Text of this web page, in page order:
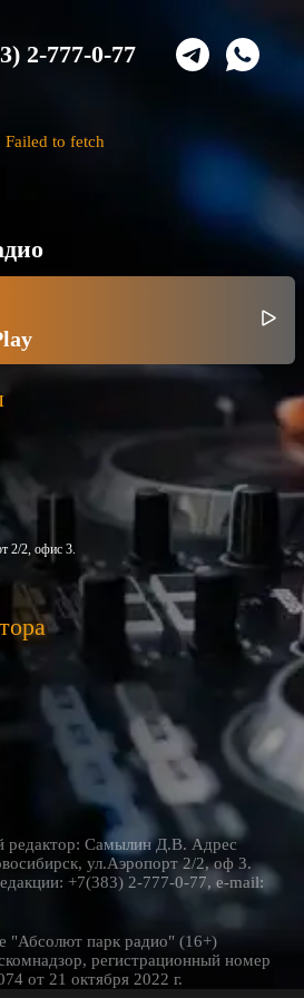
2-777-0-77
Failed to fetch
2/2, офис 3.
редактор: Самылин Д.В. Адрес
ул.Аэропорт 2/2, оф 3.
+7(383) 2-777-0-77, e-mail:
"Абсолют парк радио" (16+)
регистрационный номер
от 21 октября 2022 г.